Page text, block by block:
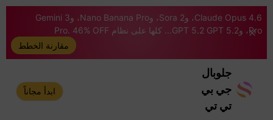
Claude Opus 4.6، وSora 2، وNano Banana Pro، وGemini 3
Pro، وGPT 5.2 GPT 5.2... كلها على نظام Pro. 46% OFF
مقارنة الخطط
جلوبال
جي بي
تي تي
ابدأ مجاناً